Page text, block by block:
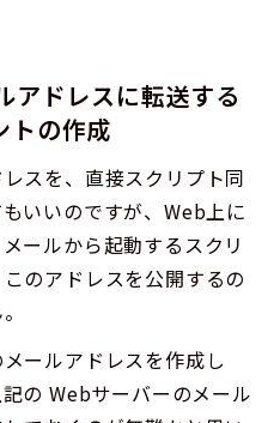
アドレスに転送する
トの作成
スを、直接スクリプト同
いいのですが、Web上に
ールから起動するスクリ
のアドレスを公開するの
ールアドレスを作成し
の Webサーバーのメール